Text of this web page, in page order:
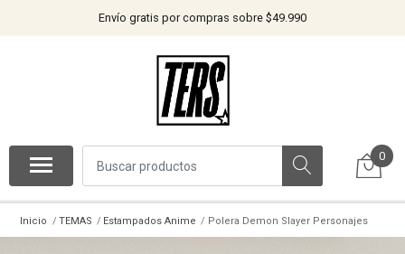
Envío gratis por compras sobre $49.990
0
Inicio TEMAS Estampados Anime Polera Demon Slayer Personajes